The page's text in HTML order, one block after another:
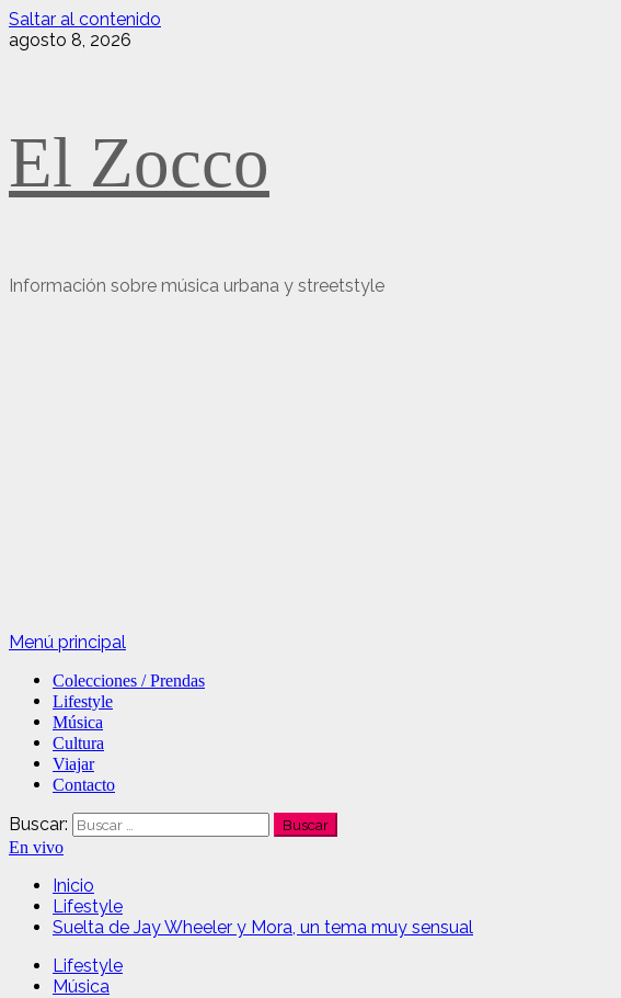
Saltar al contenido
agosto 8, 2026
El Zocco
Información sobre música urbana y streetstyle
Menú principal
Colecciones / Prendas
Lifestyle
Música
Cultura
Viajar
Contacto
Buscar:
En vivo
Inicio
Lifestyle
Suelta de Jay Wheeler y Mora, un tema muy sensual
Lifestyle
Música